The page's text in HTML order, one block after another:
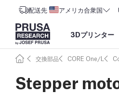
配送先 アメリカ合衆国
3Dプリンター
交換部品 CORE One/L
Stepper